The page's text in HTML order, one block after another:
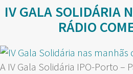
IV GALA SOLIDÁRIA
RÁDIO
A IV Gala Solidária IPO-Porto –